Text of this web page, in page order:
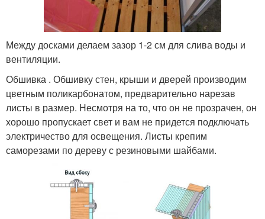
Между досками делаем зазор 1-2 см для слива воды и
вентиляции.
Обшивка . Обшивку стен, крыши и дверей производим
цветным поликарбонатом, предварительно нарезав
листы в размер. Несмотря на то, что он не прозрачен, он
хорошо пропускает свет и вам не придется подключать
электричество для освещения. Листы крепим
саморезами по дереву с резиновыми шайбами.